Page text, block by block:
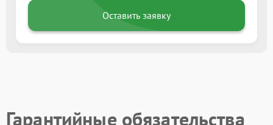
Оставить заявку
Гарантийные обязательства